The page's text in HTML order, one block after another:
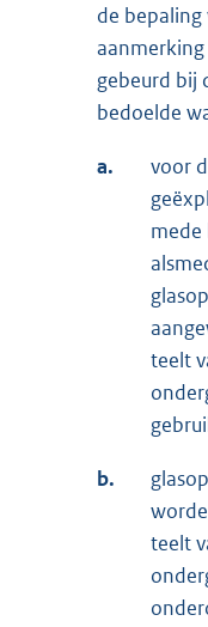
de
gebeurd bij
bedoelde
a.
voor
mede
teelt
b.
teelt